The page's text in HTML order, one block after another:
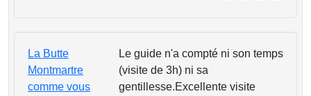
La Butte
Montmartre
comme vous
Le guide n'a compté ni son temps
(visite de 3h) ni sa
gentillesse.Excellente visite